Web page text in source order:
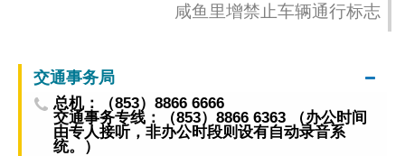
咸鱼里增禁止车辆通行标志
交通事务局
总机：（853）8866 6666
交通事务专线：（853）8866 6363 （办公时间
由专人接听，非办公时段则设有自动录音系
统。）